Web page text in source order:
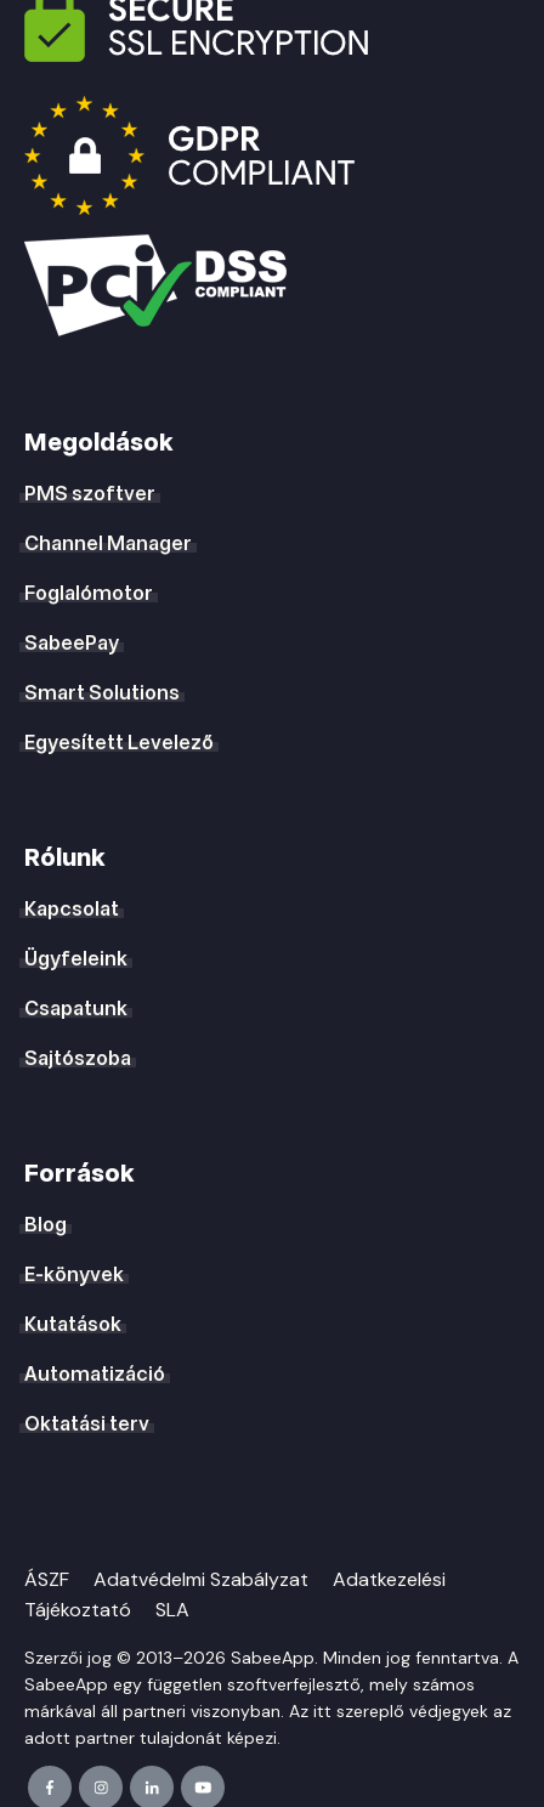
Megoldások
PMS szoftver
Channel Manager
Foglalómotor
SabeePay
Smart Solutions
Egyesített Levelező
Rólunk
Kapcsolat
Ügyfeleink
Csapatunk
Sajtószoba
Források
Blog
E-könyvek
Kutatások
Automatizáció
Oktatási terv
ÁSZF Adatvédelmi Szabályzat
Adatkezelési
Tájékoztató
SLA
Szerzői jog © 2013–2026 SabeeApp. Minden jog fenntartva. A
SabeeApp egy független szoftverfejlesztő, mely számos
márkával áll partneri viszonyban. Az itt szereplő védjegyek az
adott partner tulajdonát képezi.